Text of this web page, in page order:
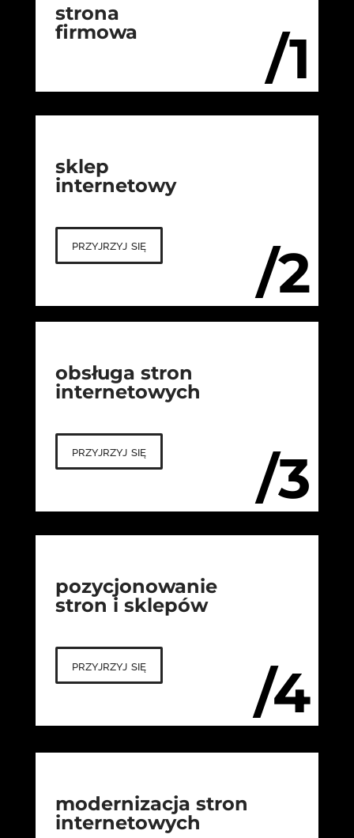
/1
strona
firmowa
/2
sklep
internetowy
przyjrzyj się
/3
obsługa stron
internetowych
przyjrzyj się
/4
pozycjonowanie
stron i sklepów
przyjrzyj się
modernizacja stron
internetowych